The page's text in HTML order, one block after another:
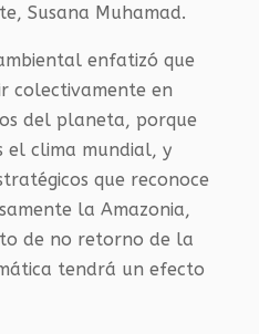
Susana Muhamad.
enfatizó que
colectivamente en
del planeta, porque
el clima mundial, y
que reconoce
la Amazonia,
de no retorno de la
tendrá un efecto